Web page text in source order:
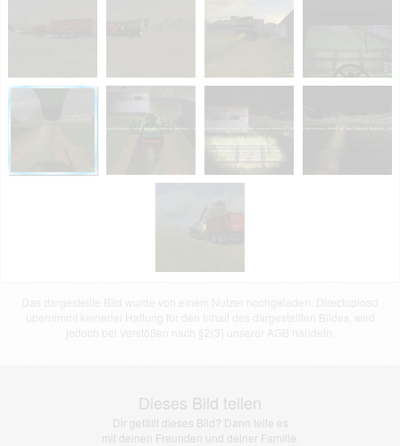
Dieses Bild teilen
Dir gefällt dieses Bild? Dann teile es
mit deinen Freunden und deiner Familie.